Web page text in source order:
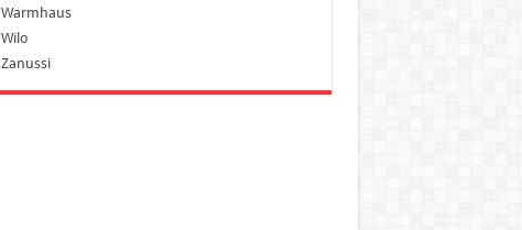
Warmhaus
Wilo
Zanussi